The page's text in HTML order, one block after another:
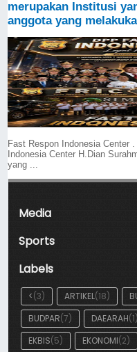
merupakan Institusi
anggota yang
Fast Respon Indonesia Center
Indonesia Center H.Dian
yang ...
Media
Sports
Labels
<(3) ARTIKEL(18)
BUDPAR(7) DAEARAH(1)
EKBIS(5) EKONOMI(2)